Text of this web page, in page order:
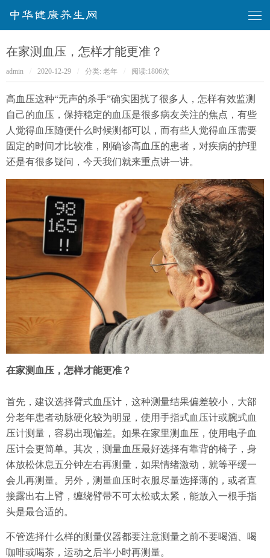
华健康养生网
在家测血压，怎样才能更准？
admin 2020-12-29 分类: 老年 阅读:1806次
高血压这种“无声的杀手”确实困扰了很多人，怎样有效监测
自己的血压，保持稳定的血压是很多病友关注的焦点，有些
人觉得血压随便什么时候测都可以，而有些人觉得血压需要
固定的时间才比较准，刚确诊高血压的患者，对疾病的护理
还是有很多疑问，今天我们就来重点讲一讲。
在家测血压，怎样才能更准？
首先，建议选择臂式血压计，这种测量结果偏差较小，大部
分老年患者动脉硬化较为明显，使用手指式血压计或腕式血
压计测量，容易出现偏差。如果在家里测血压，使用电子血
压计会更简单。其次，测量血压最好选择有靠背的椅子，身
体放松休息五分钟左右再测量，如果情绪激动，就等平缓一
会儿再测量。另外，测量血压时衣服尽量选择薄的，或者直
接露出右上臂，缠绕臂带不可太松或太紧，能放入一根手指
头是最合适的。
不管选择什么样的测量仪器都要注意测量之前不要喝酒、喝
咖啡或喝茶，运动之后半小时再测量。